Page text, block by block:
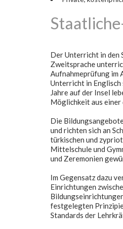
Der Unterricht in den
Zweitsprache
Aufnahmeprüfung im
Unterricht in Englisch
Jahre auf der Insel
Möglichkeit aus einer
Die
und richten sich an
türkischen und
Mittelschule und
und Zeremonien
Im Gegensatz dazu
Einrichtungen
festgelegten
Standards der